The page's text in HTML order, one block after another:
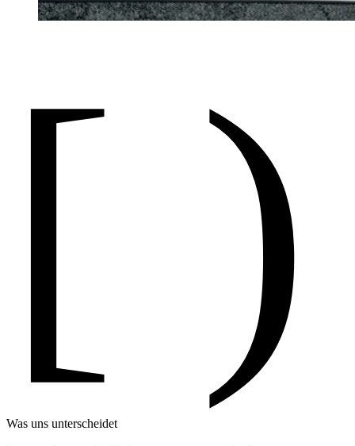
[ )
Was uns unterscheidet